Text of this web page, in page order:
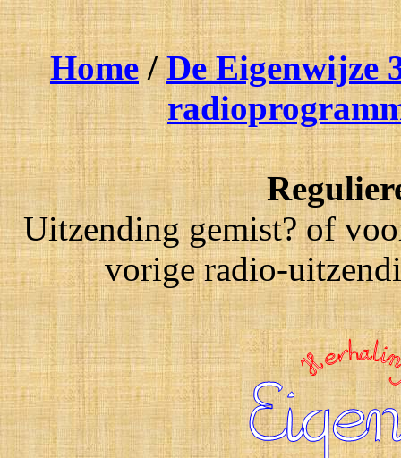
Home/De Eigenwijze
Uitzending gemist? of
vorige radio-